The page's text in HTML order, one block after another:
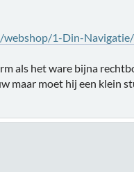
1-Din-
als het ware bijna
maar moet hij een klein